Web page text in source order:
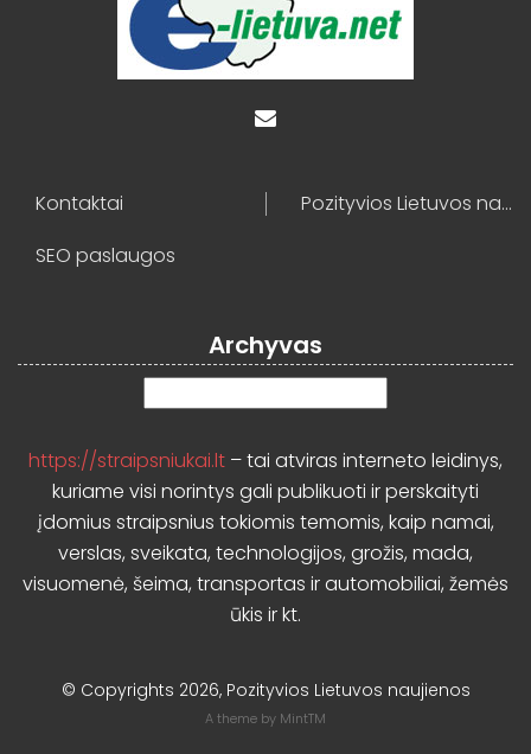
Kontaktai
Pozityvios Lietuvos naujienos
SEO paslaugos
Archyvas
https://straipsniukai.lt – tai atviras interneto leidinys,
kuriame visi norintys gali publikuoti ir perskaityti
įdomius straipsnius tokiomis temomis, kaip namai,
verslas, sveikata, technologijos, grožis, mada,
visuomenė, šeima, transportas ir automobiliai, žemės
ūkis ir kt.
© Copyrights 2026, Pozityvios Lietuvos naujienos
A theme by MintTM